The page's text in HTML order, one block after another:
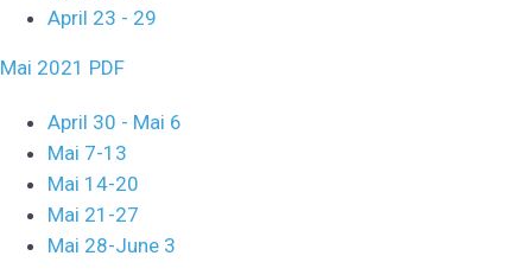
April 23 - 29
Mai 2021 PDF
April 30 - Mai 6
Mai 7-13
Mai 14-20
Mai 21-27
Mai 28-June 3